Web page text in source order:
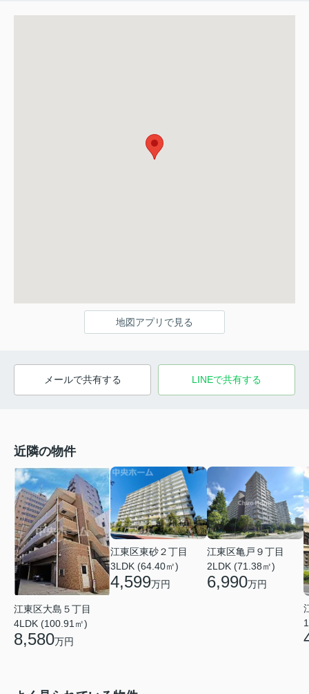
地図アプリで見る
メールで共有する LINEで共有する
近隣の物件
江東区大島５丁目
4LDK (100.91㎡)
8,580万円
江東区東砂２丁目
3LDK (64.40㎡)
4,599万円
江東区亀戸９丁目
2LDK (71.38㎡)
6,990万円